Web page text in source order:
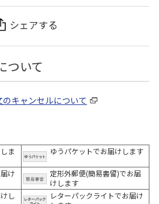
シェアする
ついて
のキャンセルについて
ま
ゆうパケットでお届けします
け
定形外郵便(簡易書留)でお届
けします
し
レターパックライトでお届け